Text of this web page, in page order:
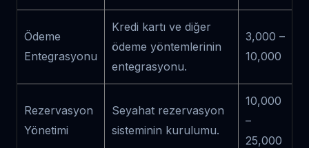
Ödeme
Entegrasyonu
Kredi kartı ve diğer
ödeme yöntemlerinin
entegrasyonu.
3,000 –
10,000
Rezervasyon
Yönetimi
Seyahat rezervasyon
sisteminin kurulumu.
10,000
–
25,000